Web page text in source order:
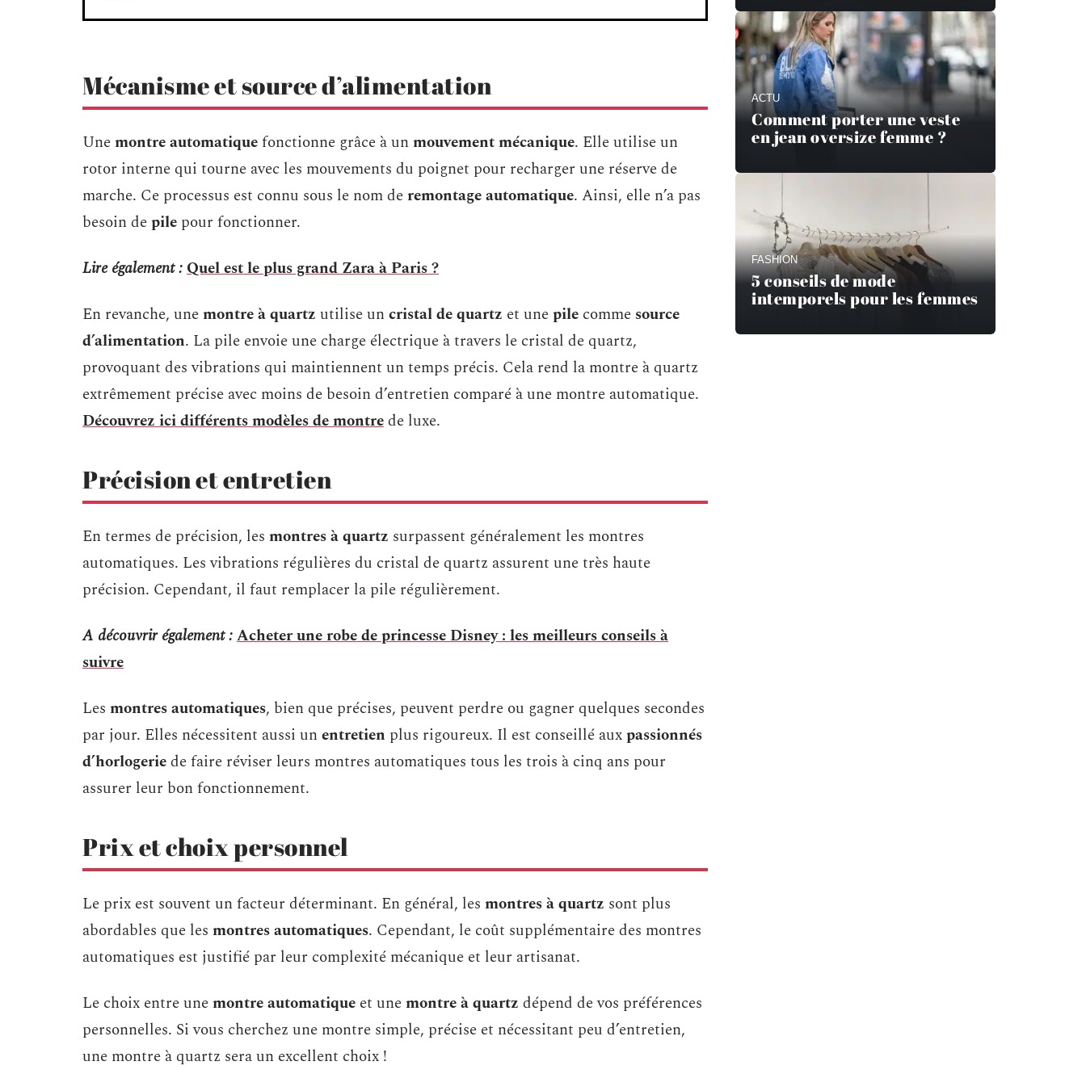
Mécanisme et source d’alimentation
Unemontre automatiquefonctionne grâce à unmouvement mécanique. Elle utilise un
rotor interne qui tourne avec les mouvements du poignet pour recharger une réserve de
marche. Ce processus est connu sous le nom deremontage automatique. Ainsi, elle n’a pas
besoin depile pour fonctionner.
Lire également :Quel est le plus grand Zara à Paris ?
En revanche, unemontre à quartz utilise uncristal de quartz et unepile comme source
d’alimentation. La pile envoie une charge électrique à travers le cristal de quartz,
provoquant des vibrations qui maintiennent un temps précis. Cela rend la montre à quartz
extrêmement précise avec moins de besoin d’entretien comparé à une montre automatique.
Découvrez ici différents modèles de montrede luxe.
Précision et entretien
En termes de précision, les montres à quartz surpassent généralement les montres
automatiques. Les vibrations régulières du cristal de quartz assurent une très haute
précision. Cependant, il faut remplacer la pile régulièrement.
A découvrir également :Acheter une robe de princesse Disney : les meilleurs conseils à
suivre
Les montres automatiques, bien que précises, peuvent perdre ou gagner quelques secondes
par jour. Elles nécessitent aussi unentretien plus rigoureux. Il est conseillé auxpassionnés
d’horlogeriede faire réviser leurs montres automatiques tous les trois à cinq ans pour
assurer leur bon fonctionnement.
Prix et choix personnel
Le prix est souvent un facteur déterminant. En général, les montres à quartz sont plus
abordables que les montres automatiques. Cependant, le coût supplémentaire des montres
automatiques est justifié par leur complexité mécanique et leur artisanat.
Le choix entre unemontre automatique et unemontre à quartz dépend de vos préférences
personnelles. Si vous cherchez une montre simple, précise et nécessitant peu d’entretien,
une montre à quartz sera un excellent choix !
ACTU
Comment porter une veste
en jean oversize femme ?
FASHION
5 conseils de mode
intemporels pour les femmes